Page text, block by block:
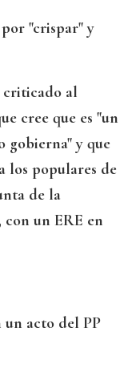
"crispar" y
criticado al
cree que es "un
gobierna" y que
los populares de
de la
un ERE en
un acto del PP